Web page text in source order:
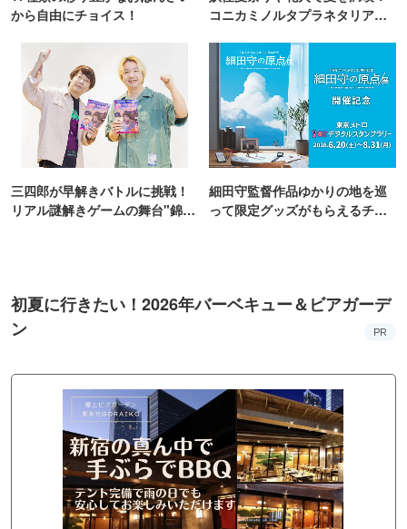
から自由にチョイス！
コニカミノルタプラネタリア
三四郎が早解きバトルに挑戦！
リアル謎解きゲームの舞台"錦糸
細田守監督作品ゆかりの地を巡
って限定グッズがもらえるチャ
初夏に行きたい！2026年バーベキュー＆ビアガーデ
ン
PR